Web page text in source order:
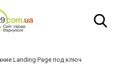
Landing Page под ключ